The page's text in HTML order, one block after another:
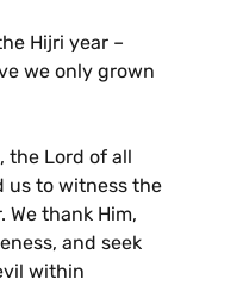
Hijri year –
we only grown
the Lord of all
us to witness the
We thank Him,
and seek
within